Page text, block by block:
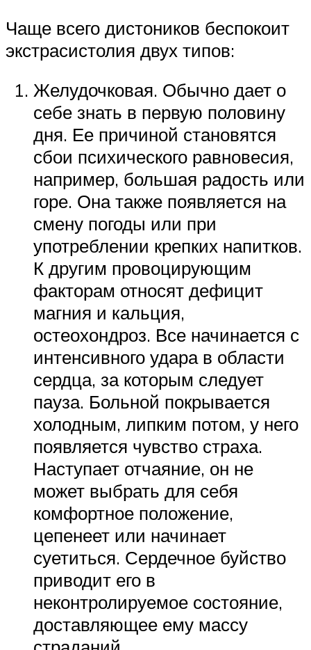
Чаще всего дистоников беспокоит
экстрасистолия двух типов:
Желудочковая. Обычно дает о
себе знать в первую половину
дня. Ее причиной становятся
сбои психического равновесия,
например, большая радость или
горе. Она также появляется на
смену погоды или при
употреблении крепких напитков.
К другим провоцирующим
факторам относят дефицит
магния и кальция,
остеохондроз. Все начинается с
интенсивного удара в области
сердца, за которым следует
пауза. Больной покрывается
холодным, липким потом, у него
появляется чувство страха.
Наступает отчаяние, он не
может выбрать для себя
комфортное положение,
цепенеет или начинает
суетиться. Сердечное буйство
приводит его в
неконтролируемое состояние,
доставляющее ему массу